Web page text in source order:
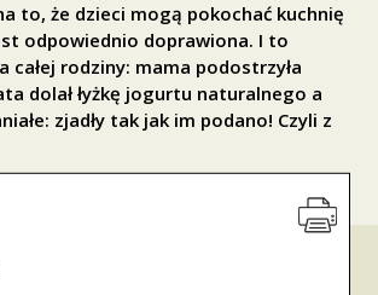
to, że dzieci mogą pokochać kuchnię
odpowiednio doprawiona. I to
całej rodziny: mama podostrzyła
dolał łyżkę jogurtu naturalnego a
zjadły tak jak im podano! Czyli z